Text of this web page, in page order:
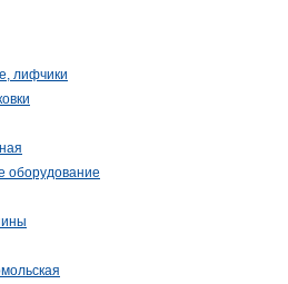
лифчики
оборудование